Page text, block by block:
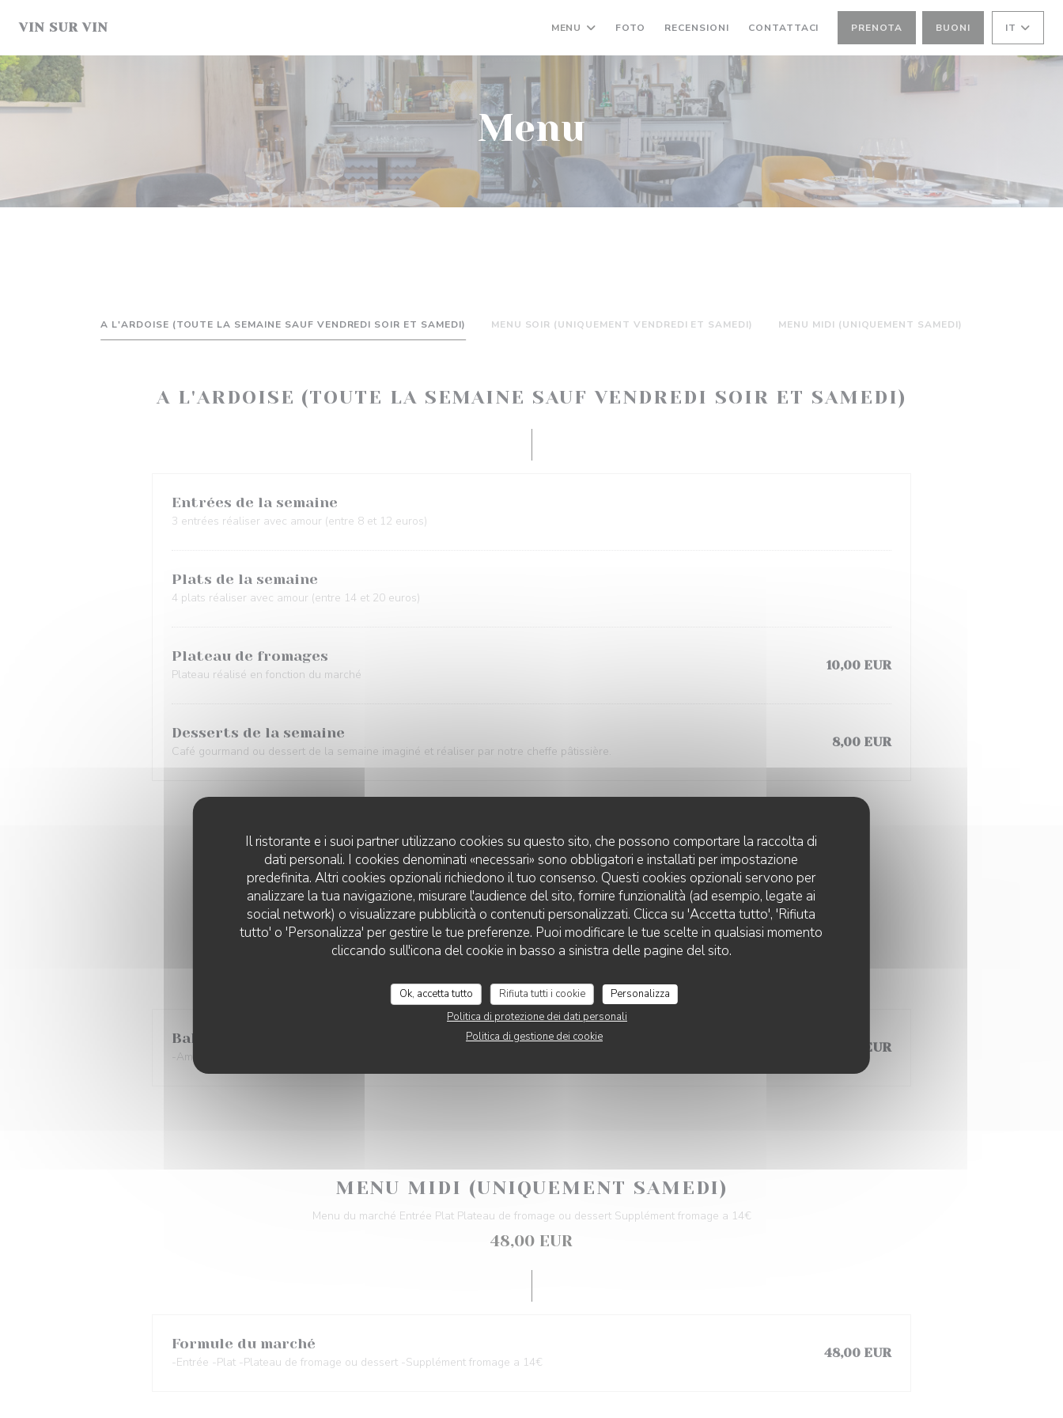
Il ristorante e i suoi partner utilizzano cookies su questo sito, che possono comportare la raccolta di
dati personali. I cookies denominati «necessari» sono obbligatori e installati per impostazione
predefinita. Altri cookies opzionali richiedono il tuo consenso. Questi cookies opzionali servono per
analizzare la tua navigazione, misurare l'audience del sito, fornire funzionalità (ad esempio, legate ai
social network) o visualizzare pubblicità o contenuti personalizzati. Clicca su 'Accetta tutto', 'Rifiuta
tutto' o 'Personalizza' per gestire le tue preferenze. Puoi modificare le tue scelte in qualsiasi momento
cliccando sull'icona del cookie in basso a sinistra delle pagine del sito.
Ok, accetta tutto Rifiuta tutti i cookie
Personalizza
Politica di protezione dei dati personali
Politica di gestione dei cookie
VIN SUR VIN MENU FOTO RECENSIONI CONTATTACI PRENOTA BUONI IT
Menu
A L'ARDOISE (TOUTE LA SEMAINE SAUF VENDREDI SOIR ET SAMEDI) MENU SOIR (UNIQUEMENT VENDREDI ET SAMEDI) MENU MIDI (UNIQUEMENT SAMEDI)
A L'ARDOISE (TOUTE LA SEMAINE SAUF VENDREDI SOIR ET SAMEDI)
Entrées de la semaine
3 entrées réaliser avec amour (entre 8 et 12 euros)
Plats de la semaine
4 plats réaliser avec amour (entre 14 et 20 euros)
Plateau de fromages
Plateau réalisé en fonction du marché
10,00 EUR
Desserts de la semaine
Café gourmand ou dessert de la semaine imaginé et réaliser par notre cheffe pâtissière.
8,00 EUR
MENU SOIR (UNIQUEMENT VENDREDI ET SAMEDI)
Balade gourmande : -Amuse bouche -Entrée -Plat poisson -Pause gourmande -Plat viande -Fromage -Dessert
78,00 EUR
Balade gourmande :
-Amuse bouche -Entrée -Plat poisson -Pause gourmande -Plat viande -Fromage -Dessert
78,00 EUR
MENU MIDI (UNIQUEMENT SAMEDI)
Menu du marché Entrée Plat Plateau de fromage ou dessert Supplément fromage a 14€
48,00 EUR
Formule du marché
-Entrée -Plat -Plateau de fromage ou dessert -Supplément fromage a 14€
48,00 EUR
VIN SUR VIN